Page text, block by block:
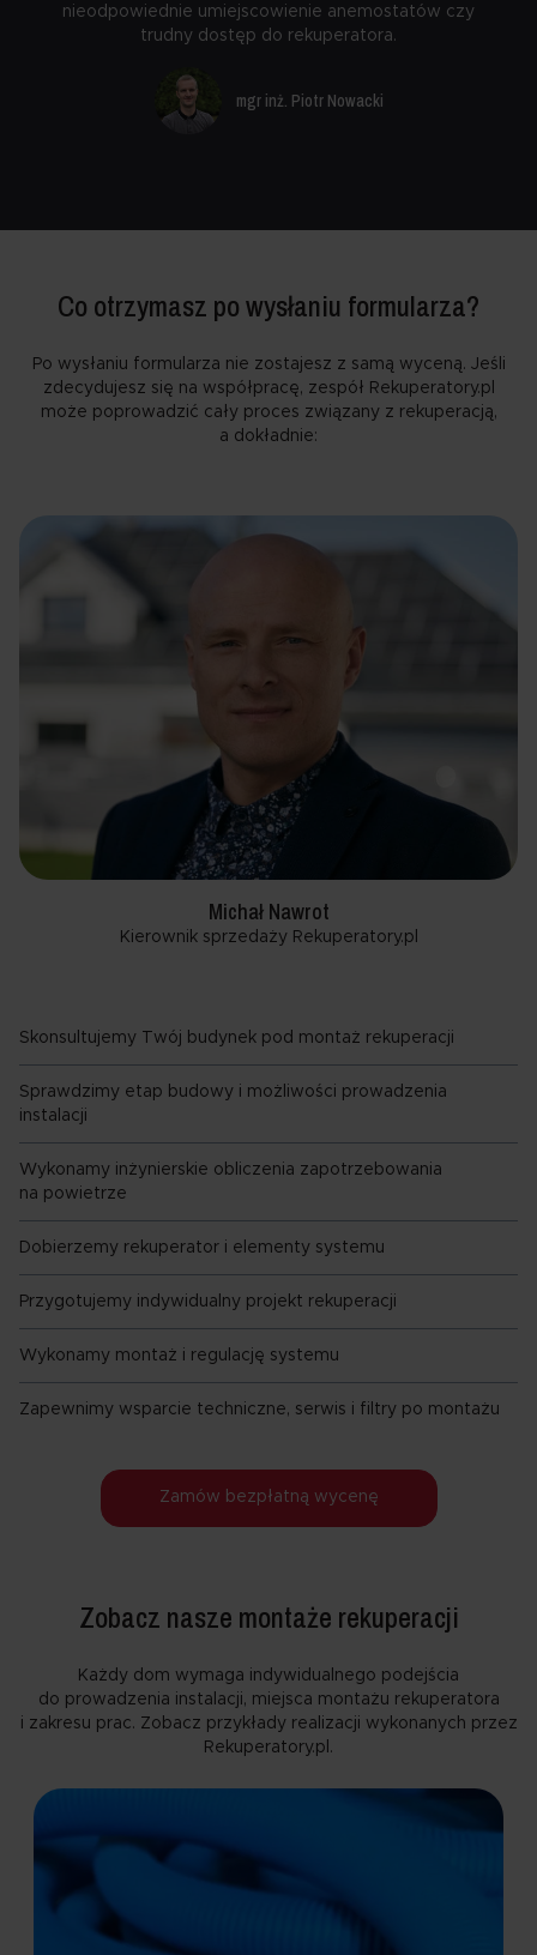
nieodpowiednie umiejscowienie anemostatów czy
trudny dostęp do rekuperatora.
mgr inż. Piotr Nowacki
Co otrzymasz po wysłaniu formularza?
Po wysłaniu formularza nie zostajesz z samą wyceną. Jeśli
zdecydujesz się na współpracę, zespół Rekuperatory.pl
może poprowadzić cały proces związany z rekuperacją,
a dokładnie:
Michał Nawrot
Kierownik sprzedaży Rekuperatory.pl
Skonsultujemy Twój budynek pod montaż rekuperacji
Sprawdzimy etap budowy i możliwości prowadzenia
instalacji
Wykonamy inżynierskie obliczenia zapotrzebowania
na powietrze
Dobierzemy rekuperator i elementy systemu
Przygotujemy indywidualny projekt rekuperacji
Wykonamy montaż i regulację systemu
Zapewnimy wsparcie techniczne, serwis i filtry po montażu
Zamów bezpłatną wycenę
Zobacz nasze montaże rekuperacji
Każdy dom wymaga indywidualnego podejścia
do prowadzenia instalacji, miejsca montażu rekuperatora
i zakresu prac. Zobacz przykłady realizacji wykonanych przez
Rekuperatory.pl.